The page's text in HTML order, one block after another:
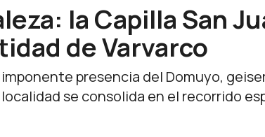
la Capilla San
de Varvarco
presencia del Domuyo,
se consolida en el recorrido